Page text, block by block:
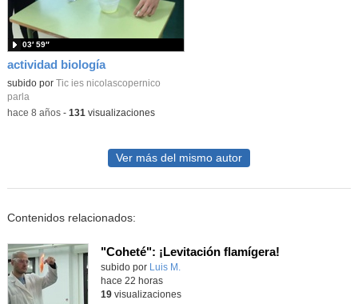
actividad biología
subido por
Tic ies nicolascopernico
parla
03′ 59″
-hace 8 años- 131 visualizaciones
Ver más del mismo autor
Contenidos relacionados:
"Coheté": ¡Levitación flamígera!
Contenido educativo.
subido por Luis M.
hace 22 horas
19visualizaciones